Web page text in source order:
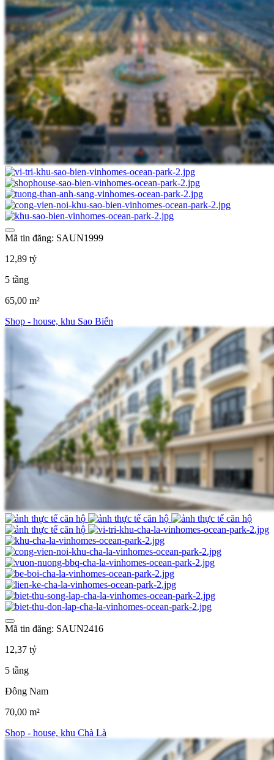
Mã tin đăng: SAUN1999
12,89 tỷ
5 tầng
65,00 m²
Shop - house, khu Sao Biển
Mã tin đăng: SAUN2416
12,37 tỷ
5 tầng
Đông Nam
70,00 m²
Shop - house, khu Chà Là